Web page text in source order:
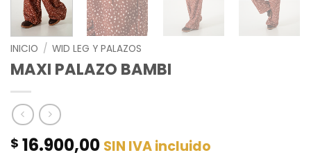
INICIO / WID LEG Y PALAZOS
MAXI PALAZO BAMBI
$ 16.900,00 SIN IVA incluido